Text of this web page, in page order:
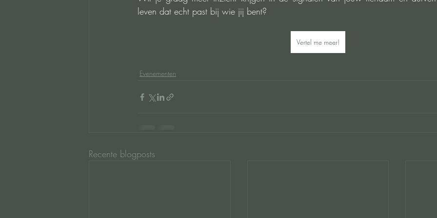
leven dat echt past bij wie jij bent?
Vertel me meer!
Evenementen
Recente blogposts